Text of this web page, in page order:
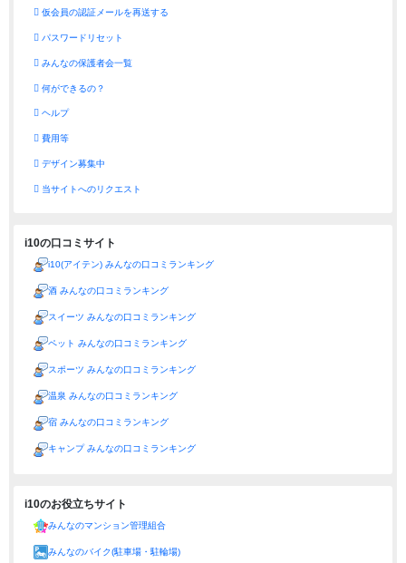
仮会員の認証メールを再送する
パスワードリセット
みんなの保護者会一覧
何ができるの？
ヘルプ
費用等
デザイン募集中
当サイトへのリクエスト
i10の口コミサイト
i10(アイテン) みんなの口コミランキング
酒 みんなの口コミランキング
スイーツ みんなの口コミランキング
ペット みんなの口コミランキング
スポーツ みんなの口コミランキング
温泉 みんなの口コミランキング
宿 みんなの口コミランキング
キャンプ みんなの口コミランキング
i10のお役立ちサイト
みんなのマンション管理組合
みんなのバイク(駐車場・駐輪場)